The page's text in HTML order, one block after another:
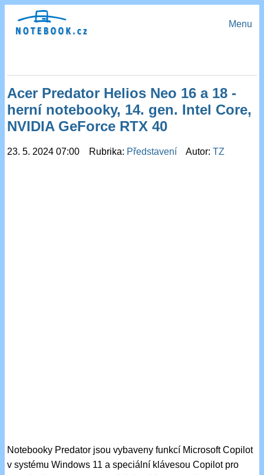
Menu
Acer Predator Helios Neo 16 a 18 -
herní notebooky, 14. gen. Intel Core,
NVIDIA GeForce RTX 40
23. 5. 2024 07:00 Rubrika: Představení Autor:TZ
Notebooky Predator jsou vybaveny funkcí Microsoft Copilot
v systému Windows 11 a speciální klávesou Copilot pro